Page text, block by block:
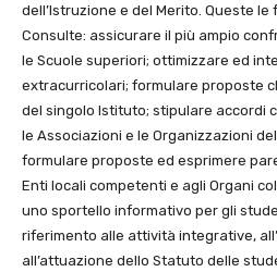
dell’Istruzione e del Merito. Queste
Consulte: assicurare il più ampio
le Scuole superiori; ottimizzare ed
extracurricolari; formulare proposte
del singolo Istituto; stipulare accordi
le Associazioni e le Organizzazioni
formulare proposte ed esprimere
Enti locali competenti e agli Organi
uno sportello informativo per gli
riferimento alle attività integrative,
all’attuazione dello Statuto delle